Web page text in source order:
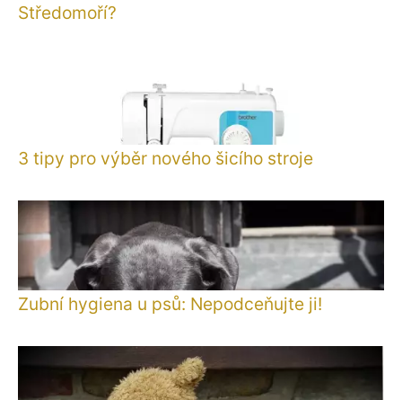
Středomoří?
3 tipy pro výběr nového šicího stroje
Zubní hygiena u psů: Nepodceňujte ji!